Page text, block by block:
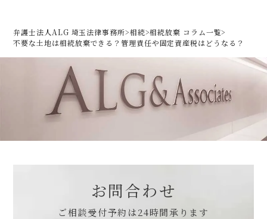
弁護士法人ALG 埼玉法律事務所>相続>相続放棄 コラム一覧>
不要な土地は相続放棄できる？管理責任や固定資産税はどうなる？
お問合わせ
ご相談受付予約は24時間承ります